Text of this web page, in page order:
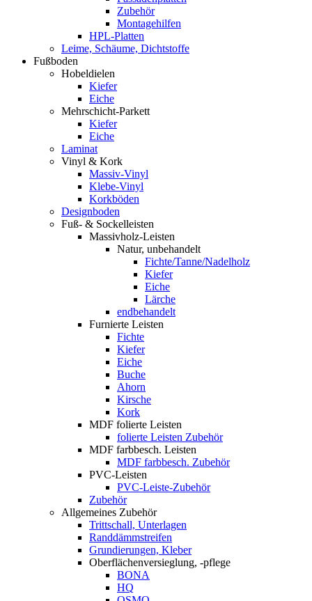
Zubehör
Montagehilfen
HPL-Platten
Leime, Schäume, Dichtstoffe
Fußboden
Hobeldielen
Kiefer
Eiche
Mehrschicht-Parkett
Kiefer
Eiche
Laminat
Vinyl & Kork
Massiv-Vinyl
Klebe-Vinyl
Korkböden
Designboden
Fuß- & Sockelleisten
Massivholz-Leisten
Natur, unbehandelt
Fichte/Tanne/Nadelholz
Kiefer
Eiche
Lärche
endbehandelt
Furnierte Leisten
Fichte
Kiefer
Eiche
Buche
Ahorn
Kirsche
Kork
MDF folierte Leisten
folierte Leisten Zubehör
MDF farbbesch. Leisten
MDF farbbesch. Zubehör
PVC-Leisten
PVC-Leiste-Zubehör
Zubehör
Allgemeines Zubehör
Trittschall, Unterlagen
Randdämmstreifen
Grundierungen, Kleber
Oberflächenversieglung, -pflege
BONA
HQ